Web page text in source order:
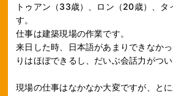
トゥアン（33歳）、ロン（20歳）、タ
す。
仕事は建築現場の作業です。
来日した時、日本語があまりできなか
りはほぼできるし、だいぶ会話力がつい
現場の仕事はなかなか大変ですが、と